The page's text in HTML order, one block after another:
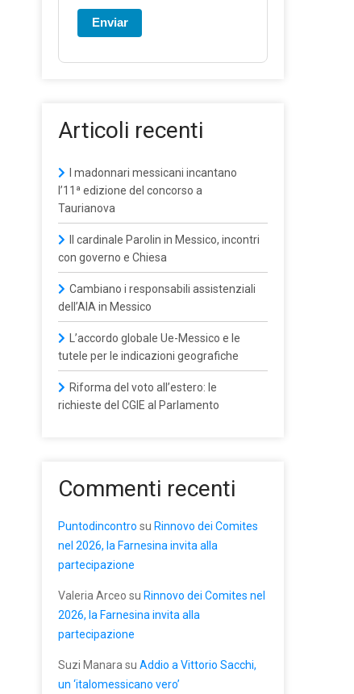
Enviar
Articoli recenti
I madonnari messicani incantano
l’11ª edizione del concorso a
Taurianova
Il cardinale Parolin in Messico, incontri
con governo e Chiesa
Cambiano i responsabili assistenziali
dell’AIA in Messico
L’accordo globale Ue-Messico e le
tutele per le indicazioni geografiche
Riforma del voto all’estero: le
richieste del CGIE al Parlamento
Commenti recenti
Puntodincontro su Rinnovo dei Comites
nel 2026, la Farnesina invita alla
partecipazione
Valeria Arceo su Rinnovo dei Comites nel
2026, la Farnesina invita alla
partecipazione
Suzi Manara su Addio a Vittorio Sacchi,
un ‘italomessicano vero’